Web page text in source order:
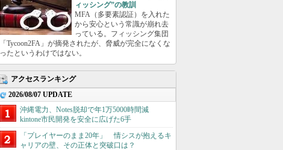
ィッシング”の教訓
MFA（多要素認証）を入れた
から安心という常識が崩れ去
っている。フィッシング集団
「Tycoon2FA」が摘発されたが、脅威が完全になくな
ったというわけではない。
アクセスランキング
2026/08/07 UPDATE
沖縄電力、Notes脱却で年1万5000時間減
kintone市民開発を安全に広げた6手
「プレイヤーのまま20年」 情シスが抱えるキ
ャリアの壁、その正体と突破口は？